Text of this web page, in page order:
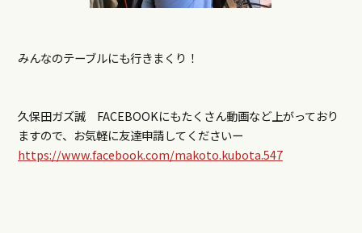
みんなのテーブルにも行きまくり！
久保田ガズ誠 FACEBOOKにもたくさん動画など上がっており
ますので、お気軽に友達申請してくださいー
https://www.facebook.com/makoto.kubota.547